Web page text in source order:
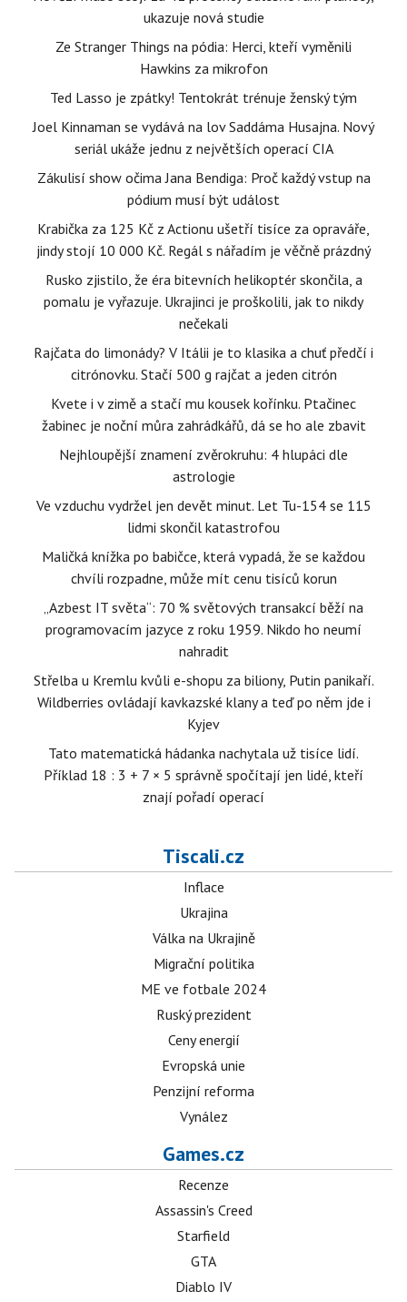
ukazuje nová studie
Ze Stranger Things na pódia: Herci, kteří vyměnili
Hawkins za mikrofon
Ted Lasso je zpátky! Tentokrát trénuje ženský tým
Joel Kinnaman se vydává na lov Saddáma Husajna. Nový
seriál ukáže jednu z největších operací CIA
Zákulisí show očima Jana Bendiga: Proč každý vstup na
pódium musí být událost
Krabička za 125 Kč z Actionu ušetří tisíce za opraváře,
jindy stojí 10 000 Kč. Regál s nářadím je věčně prázdný
Rusko zjistilo, že éra bitevních helikoptér skončila, a
pomalu je vyřazuje. Ukrajinci je proškolili, jak to nikdy
nečekali
Rajčata do limonády? V Itálii je to klasika a chuť předčí i
citrónovku. Stačí 500 g rajčat a jeden citrón
Kvete i v zimě a stačí mu kousek kořínku. Ptačinec
žabinec je noční můra zahrádkářů, dá se ho ale zbavit
Nejhloupější znamení zvěrokruhu: 4 hlupáci dle
astrologie
Ve vzduchu vydržel jen devět minut. Let Tu-154 se 115
lidmi skončil katastrofou
Maličká knížka po babičce, která vypadá, že se každou
chvíli rozpadne, může mít cenu tisíců korun
„Azbest IT světa“: 70 % světových transakcí běží na
programovacím jazyce z roku 1959. Nikdo ho neumí
nahradit
Střelba u Kremlu kvůli e-shopu za biliony, Putin panikaří.
Wildberries ovládají kavkazské klany a teď po něm jde i
Kyjev
Tato matematická hádanka nachytala už tisíce lidí.
Příklad 18 : 3 + 7 × 5 správně spočítají jen lidé, kteří
znají pořadí operací
Tiscali.cz
Inflace
Ukrajina
Válka na Ukrajině
Migrační politika
ME ve fotbale 2024
Ruský prezident
Ceny energií
Evropská unie
Penzijní reforma
Vynález
Games.cz
Recenze
Assassin's Creed
Starfield
GTA
Diablo IV